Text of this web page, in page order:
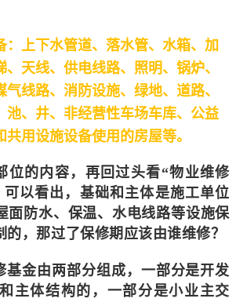
：上下水管道、落水管、水箱、加
、天线、供电线路、照明、锅炉、
气线路、消防设施、绿地、道路、
池、井、非经营性车场车库、公益
共用设施设备使用的房屋等。
位的内容，再回过头看“物业维修
以看出，基础和主体是施工单位
面防水、保温、水电线路等设施保
，那过了保修期应该由谁维修？
基金由两部分组成，一部分是开发
主体结构的，一部分是小业主交